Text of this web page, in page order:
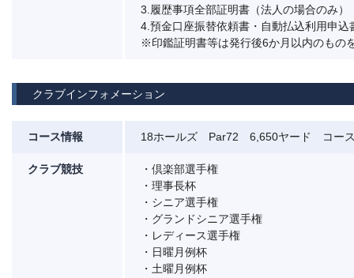
3.履歴事項全部証明書（法人の場合のみ）
4.預金口座振替依頼書・自動払込利用申
※印鑑証明書等は発行後6か月以内のもの
クラブインフォメーション
コース情報 18ホールズ Par72 6,650ヤード コース
クラブ競技
・倶楽部選手権
・理事長杯
・シニア選手権
・グランドシニア選手権
・レディース選手権
・日曜月例杯
・土曜月例杯